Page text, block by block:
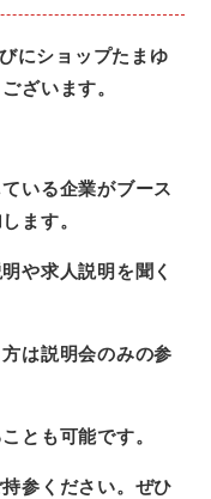
にショップたまゆ
ざいます。
いる企業がブース
ます。
や求人説明を聞く
は説明会のみの参
とも可能です。
参ください。ぜひ